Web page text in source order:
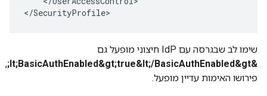
</SecurityProfile>
שימו לב שבגרסה עם IdP חיצוני מופעל גם
&lt;BasicAuthEnabled&gt;true&lt;/BasicAuthEnabled&gt;
,
פירושו האימות עדיין מופעל.